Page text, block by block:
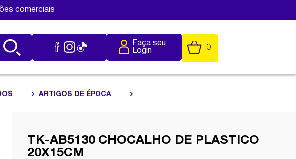
comerciais
Faça seu
Login
0
ARTIGOS DE ÉPOCA
TK-AB5130 CHOCALHO DE PLASTICO
20X15CM